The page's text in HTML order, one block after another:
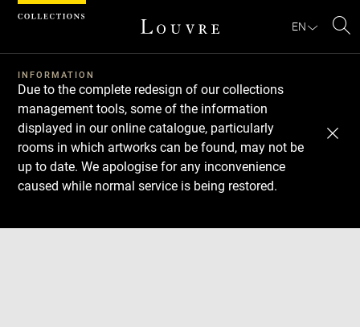
EN
INFORMATION
Due to the complete redesign of our collections
management tools, some of the information
displayed in our online catalogue, particularly
rooms in which artworks can be found, may not be
up to date. We apologise for any inconvenience
caused while normal service is being restored.
Download
Next
Previous
Cookies management panel